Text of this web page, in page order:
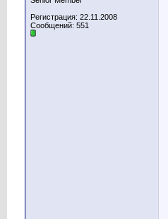
Регистрация: 22.11.2008
Сообщений: 551